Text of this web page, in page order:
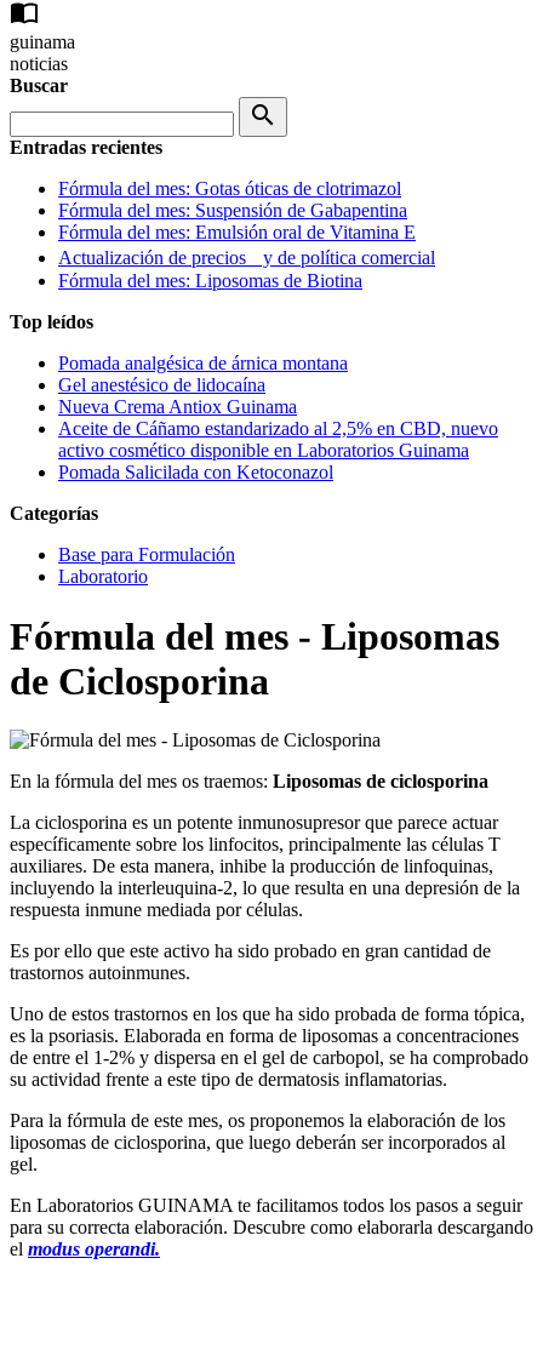
import_contacts
guinama
noticias
Buscar
search
Entradas recientes
Fórmula del mes: Gotas óticas de clotrimazol
Fórmula del mes: Suspensión de Gabapentina
Fórmula del mes: Emulsión oral de Vitamina E
Actualización de precios y de política comercial
Fórmula del mes: Liposomas de Biotina
Top leídos
Pomada analgésica de árnica montana
Gel anestésico de lidocaína
Nueva Crema Antiox Guinama
Aceite de Cáñamo estandarizado al 2,5% en CBD, nuevo
activo cosmético disponible en Laboratorios Guinama
Pomada Salicilada con Ketoconazol
Categorías
Base para Formulación
Laboratorio
Fórmula del mes - Liposomas
de Ciclosporina
En la fórmula del mes os traemos: Liposomas de ciclosporina
La ciclosporina es un potente inmunosupresor que parece actuar
específicamente sobre los linfocitos, principalmente las células T
auxiliares. De esta manera, inhibe la producción de linfoquinas,
incluyendo la interleuquina-2, lo que resulta en una depresión de la
respuesta inmune mediada por células.
Es por ello que este activo ha sido probado en gran cantidad de
trastornos autoinmunes.
Uno de estos trastornos en los que ha sido probada de forma tópica,
es la psoriasis. Elaborada en forma de liposomas a concentraciones
de entre el 1-2% y dispersa en el gel de carbopol, se ha comprobado
su actividad frente a este tipo de dermatosis inflamatorias.
Para la fórmula de este mes, os proponemos la elaboración de los
liposomas de ciclosporina, que luego deberán ser incorporados al
gel.
En Laboratorios GUINAMA te facilitamos todos los pasos a seguir
para su correcta elaboración. Descubre como elaborarla descargando
el modus operandi.